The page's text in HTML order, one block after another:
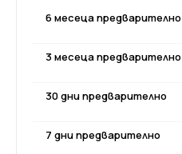
6 месеца предварително
3 месеца предварително
30 дни предварително
7 дни предварително